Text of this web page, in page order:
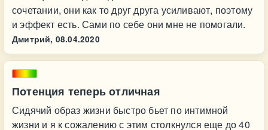
сочетании, они как то друг друга усиливают, поэтому
и эффект есть. Сами по себе они мне не помогали.
Дмитрий, 08.04.2020
Потенция теперь отличная
Сидячий образ жизни быстро бьет по интимной
жизни и я к сожалению с этим столкнулся еще до 40